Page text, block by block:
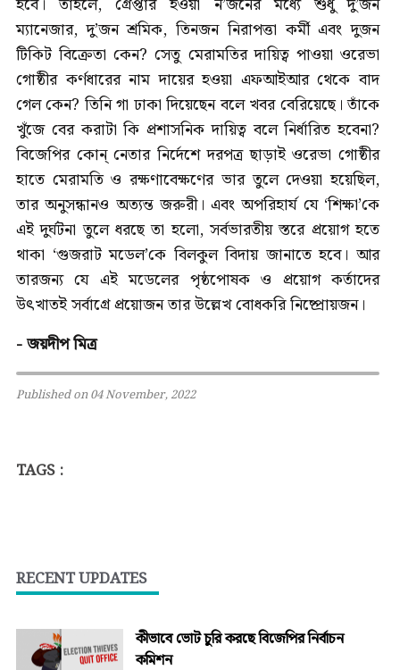
ম্যানেজার, দু’জন শ্রমিক, তিনজন নিরাপত্তা কর্মী এবং দুজন
টিকিট বিক্রেতা কেন? সেতু মেরামতির দায়িত্ব পাওয়া ওরেভা
গোষ্ঠীর কর্ণধারের নাম দায়ের হওয়া এফআইআর থেকে বাদ
গেল কেন? তিনি গা ঢাকা দিয়েছেন বলে খবর বেরিয়েছে। তাঁকে
খুঁজে বের করাটা কি প্রশাসনিক দায়িত্ব বলে নির্ধারিত হবেনা?
বিজেপির কোন্ নেতার নির্দেশে দরপত্র ছাড়াই ওরেভা গোষ্ঠীর
হাতে মেরামতি ও রক্ষণাবেক্ষণের ভার তুলে দেওয়া হয়েছিল,
তার অনুসন্ধানও অত্যন্ত জরুরী। এবং অপরিহার্য যে ‘শিক্ষা’কে
এই দুর্ঘটনা তুলে ধরছে তা হলো, সর্বভারতীয় স্তরে প্রয়োগ হতে
থাকা ‘গুজরাট মডেল’কে বিলকুল বিদায় জানাতে হবে। আর
তারজন্য যে এই মডেলের পৃষ্ঠপোষক ও প্রয়োগ কর্তাদের
উৎখাতই সর্বাগ্ৰে প্রয়োজন তার উল্লেখ বোধকরি নিষ্প্রোয়জন।
- জয়দীপ মিত্র
Published on 04 November, 2022
TAGS :
RECENT UPDATES
কীভাবে ভোট চুরি করছে বিজেপির নির্বাচন
কমিশন